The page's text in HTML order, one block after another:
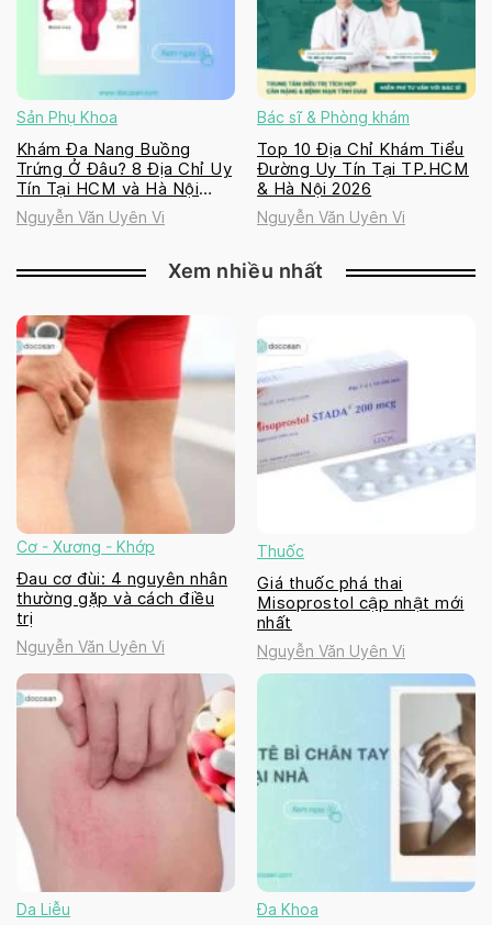
Sản Phụ Khoa
Khám Đa Nang Buồng
Trứng Ở Đâu? 8 Địa Chỉ Uy
Tín Tại HCM và Hà Nội
2026
Nguyễn Văn Uyên Vi
Bác sĩ & Phòng khám
Top 10 Địa Chỉ Khám Tiểu
Đường Uy Tín Tại TP.HCM
& Hà Nội 2026
Nguyễn Văn Uyên Vi
Xem nhiều nhất
Cơ - Xương - Khớp
Đau cơ đùi: 4 nguyên nhân
thường gặp và cách điều
trị
Nguyễn Văn Uyên Vi
Thuốc
Giá thuốc phá thai
Misoprostol cập nhật mới
nhất
Nguyễn Văn Uyên Vi
Da Liễu Đa Khoa